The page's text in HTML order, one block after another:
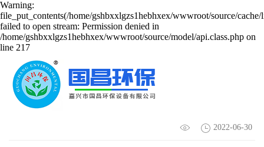
Warning:
file_put_contents(/home/gshbxxlgzs1hebhxex/wwwroot/source/cache/
failed to open stream: Permission denied in
/home/gshbxxlgzs1hebhxex/wwwroot/source/model/api.class.php on
line 217
几种有效的工厂废气处理方案-国昌环保
2022-06-30